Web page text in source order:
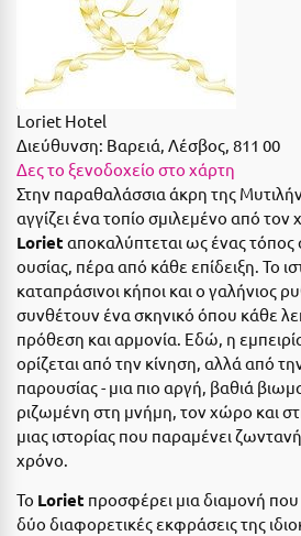
Βραχάτι Κορινθίας
Βυτίνα
Γ
Γαλαξiδι
Γλυφάδα
Γρεβενά
Γύθειο
Δ
Δελφοί
Διακοπτό
Ε
Δες όλες τις προσφορές
Δες όλα τα πακέτα διακοπών
Loriet Hotel
Διεύθυνση: Βαρειά, Λέσβος, 811 00
Δες το ξενοδοχείο στο χάρτη
Στην παραθαλάσσια άκρη της
αγγίζει ένα τοπίο σμιλεμένο από τον
Loriet αποκαλύπτεται ως ένας τόπος
ουσίας, πέρα από κάθε επίδειξη. Το
καταπράσινοι κήποι και ο γαλήνιος
συνθέτουν ένα σκηνικό όπου κάθε
πρόθεση και αρμονία. Εδώ, η
ορίζεται από την κίνηση, αλλά από
παρουσίας - μια πιο αργή, βαθιά
ριζωμένη στη μνήμη, τον χώρο και
μιας ιστορίας που παραμένει
χρόνο.
Το Loriet προσφέρει μια διαμονή
δύο διαφορετικές εκφράσεις της